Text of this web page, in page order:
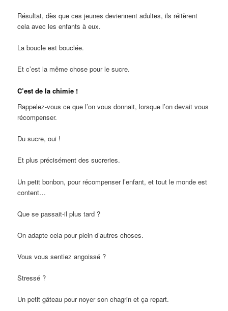
Résultat, dès que ces jeunes deviennent adultes, ils réitèrent
cela avec les enfants à eux.
La boucle est bouclée.
Et c’est la même chose pour le sucre.
C’est de la chimie !
Rappelez-vous ce que l’on vous donnait, lorsque l’on devait vous
récompenser.
Du sucre, oui !
Et plus précisément des sucreries.
Un petit bonbon, pour récompenser l’enfant, et tout le monde est
content…
Que se passait-il plus tard ?
On adapte cela pour plein d’autres choses.
Vous vous sentiez angoissé ?
Stressé ?
Un petit gâteau pour noyer son chagrin et ça repart.